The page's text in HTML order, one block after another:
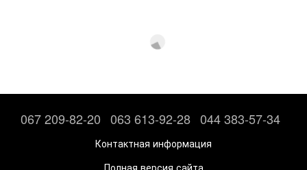
067 209-82-20 063 613-92-28 044 383-57-34
Контактная информация
Полная версия сайта